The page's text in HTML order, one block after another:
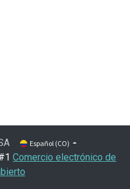
Español (CO)
Comercio electrónico de